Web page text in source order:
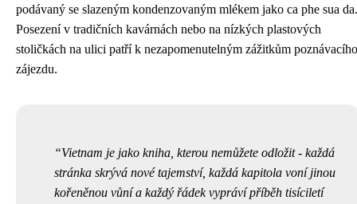
podávaný se slazeným kondenzovaným mlékem jako ca phe sua da.
Posezení v tradičních kavárnách nebo na nízkých plastových
stoličkách na ulici patří k nezapomenutelným zážitkům poznávacího
zájezdu.
Vietnam je jako kniha, kterou nemůžete odložit - každá
stránka skrývá nové tajemství, každá kapitola voní jinou
kořeněnou vůní a každý řádek vypráví příběh tisíciletí